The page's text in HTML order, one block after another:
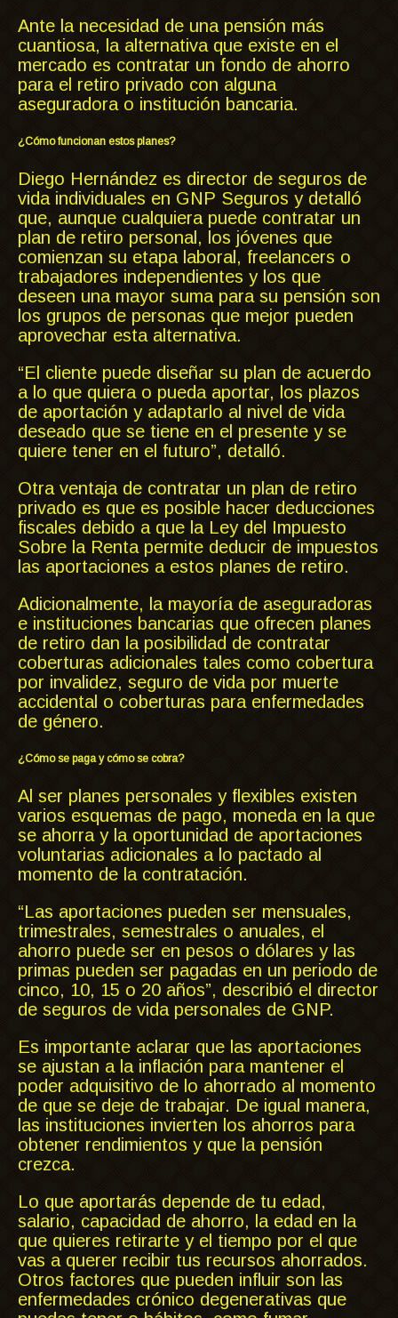
Ante la necesidad de una pensión más
cuantiosa, la alternativa que existe en el
mercado es contratar un fondo de ahorro
para el retiro privado con alguna
aseguradora o institución bancaria.
¿Cómo funcionan estos planes?
Diego Hernández es director de seguros de
vida individuales en GNP Seguros y detalló
que, aunque cualquiera puede contratar un
plan de retiro personal, los jóvenes que
comienzan su etapa laboral, freelancers o
trabajadores independientes y los que
deseen una mayor suma para su pensión son
los grupos de personas que mejor pueden
aprovechar esta alternativa.
“El cliente puede diseñar su plan de acuerdo
a lo que quiera o pueda aportar, los plazos
de aportación y adaptarlo al nivel de vida
deseado que se tiene en el presente y se
quiere tener en el futuro”, detalló.
Otra ventaja de contratar un plan de retiro
privado es que es posible hacer deducciones
fiscales debido a que la Ley del Impuesto
Sobre la Renta permite deducir de impuestos
las aportaciones a estos planes de retiro.
Adicionalmente, la mayoría de aseguradoras
e instituciones bancarias que ofrecen planes
de retiro dan la posibilidad de contratar
coberturas adicionales tales como cobertura
por invalidez, seguro de vida por muerte
accidental o coberturas para enfermedades
de género.
¿Cómo se paga y cómo se cobra?
Al ser planes personales y flexibles existen
varios esquemas de pago, moneda en la que
se ahorra y la oportunidad de aportaciones
voluntarias adicionales a lo pactado al
momento de la contratación.
“Las aportaciones pueden ser mensuales,
trimestrales, semestrales o anuales, el
ahorro puede ser en pesos o dólares y las
primas pueden ser pagadas en un periodo de
cinco, 10, 15 o 20 años”, describió el director
de seguros de vida personales de GNP.
Es importante aclarar que las aportaciones
se ajustan a la inflación para mantener el
poder adquisitivo de lo ahorrado al momento
de que se deje de trabajar. De igual manera,
las instituciones invierten los ahorros para
obtener rendimientos y que la pensión
crezca.
Lo que aportarás depende de tu edad,
salario, capacidad de ahorro, la edad en la
que quieres retirarte y el tiempo por el que
vas a querer recibir tus recursos ahorrados.
Otros factores que pueden influir son las
enfermedades crónico degenerativas que